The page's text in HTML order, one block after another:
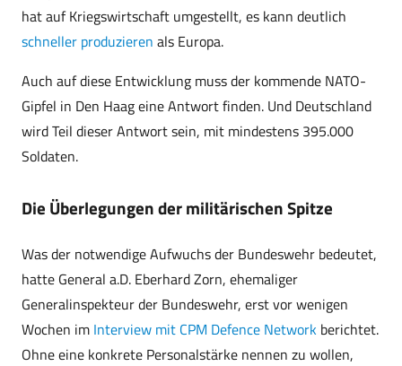
hat auf Kriegswirtschaft umgestellt, es kann deutlich
schneller produzieren als Europa.
Auch auf diese Entwicklung muss der kommende NATO-
Gipfel in Den Haag eine Antwort finden. Und Deutschland
wird Teil dieser Antwort sein, mit mindestens 395.000
Soldaten.
Die Überlegungen der militärischen Spitze
Was der notwendige Aufwuchs der Bundeswehr bedeutet,
hatte General a.D. Eberhard Zorn, ehemaliger
Generalinspekteur der Bundeswehr, erst vor wenigen
Wochen im Interview mit CPM Defence Network berichtet.
Ohne eine konkrete Personalstärke nennen zu wollen,